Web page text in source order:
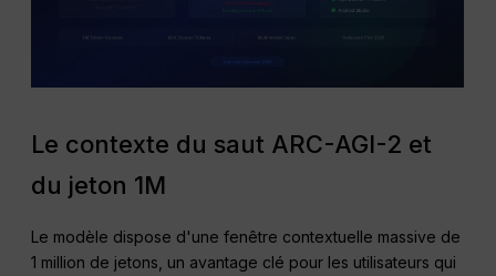
Le contexte du saut ARC-AGI-2 et
du jeton 1M
Le modèle dispose d'une fenêtre contextuelle massive de
1 million de jetons, un avantage clé pour les utilisateurs qui